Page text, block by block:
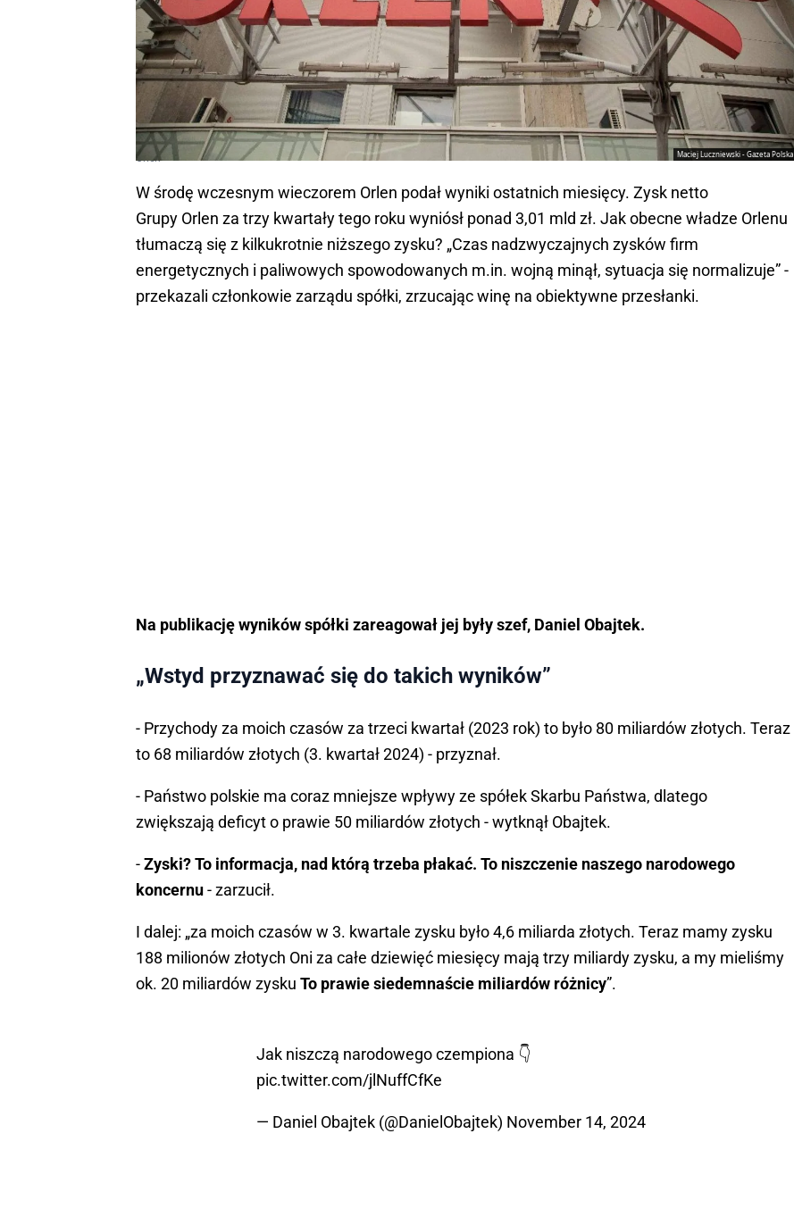
Maciej Luczniewski - Gazeta Polska
Orlen
W środę wczesnym wieczorem Orlen podał wyniki ostatnich miesięcy. Zysk netto
Grupy Orlen za trzy kwartały tego roku wyniósł ponad 3,01 mld zł. Jak obecne władze Orlenu
tłumaczą się z kilkukrotnie niższego zysku? „Czas nadzwyczajnych zysków firm
energetycznych i paliwowych spowodowanych m.in. wojną minął, sytuacja się normalizuje” -
przekazali członkowie zarządu spółki, zrzucając winę na obiektywne przesłanki.
Na publikację wyników spółki zareagował jej były szef, Daniel Obajtek.
„Wstyd przyznawać się do takich wyników”
- Przychody za moich czasów za trzeci kwartał (2023 rok) to było 80 miliardów złotych. Teraz
to 68 miliardów złotych (3. kwartał 2024) - przyznał.
- Państwo polskie ma coraz mniejsze wpływy ze spółek Skarbu Państwa, dlatego
zwiększają deficyt o prawie 50 miliardów złotych - wytknął Obajtek.
-Zyski? To informacja, nad którą trzeba płakać. To niszczenie naszego narodowego
koncernu- zarzucił.
I dalej: „za moich czasów w 3. kwartale zysku było 4,6 miliarda złotych. Teraz mamy zysku
188 milionów złotych Oni za całe dziewięć miesięcy mają trzy miliardy zysku, a my mieliśmy
ok. 20 miliardów zysku To prawie siedemnaście miliardów różnicy”.
Jak niszczą narodowego czempiona 👇
pic.twitter.com/jlNuffCfKe
— Daniel Obajtek (@DanielObajtek) November 14, 2024